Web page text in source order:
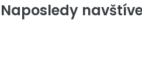
Naposledy